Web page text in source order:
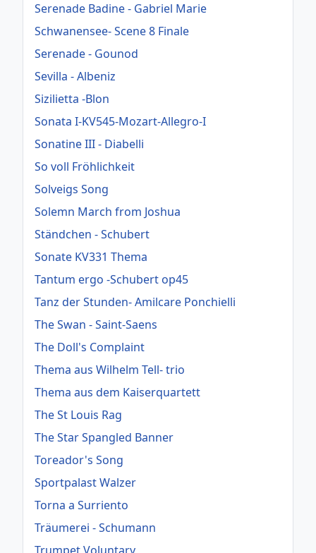
Serenade Badine - Gabriel Marie
Schwanensee- Scene 8 Finale
Serenade - Gounod
Sevilla - Albeniz
Sizilietta -Blon
Sonata I-KV545-Mozart-Allegro-I
Sonatine III - Diabelli
So voll Fröhlichkeit
Solveigs Song
Solemn March from Joshua
Ständchen - Schubert
Sonate KV331 Thema
Tantum ergo -Schubert op45
Tanz der Stunden- Amilcare Ponchielli
The Swan - Saint-Saens
The Doll's Complaint
Thema aus Wilhelm Tell- trio
Thema aus dem Kaiserquartett
The St Louis Rag
The Star Spangled Banner
Toreador's Song
Sportpalast Walzer
Torna a Surriento
Träumerei - Schumann